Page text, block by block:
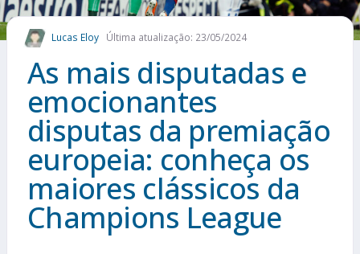
MAIS ESPORTES
Lucas Eloy Última atualização: 23/05/2024
As mais disputadas e
emocionantes
disputas da premiação
europeia: conheça os
maiores clássicos da
Champions League